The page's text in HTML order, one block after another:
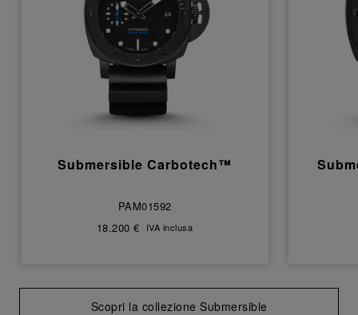
Submersible Carbotech™
PAM01592
18.200 €
IVA inclusa
Scopri la collezione Submersible